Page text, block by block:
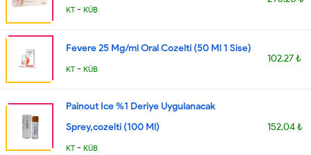
KT - KÜB
Fevere 25 Mg/ml Oral Cozelti (50 Ml 1 Sise)
KT - KÜB
102.27 ₺
Painout Ice %1 Deriye Uygulanacak
Sprey,cozelti (100 Ml)
KT - KÜB
152.04 ₺